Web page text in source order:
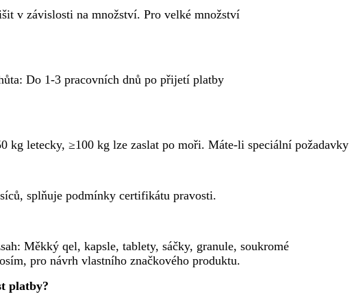
v závislosti na množství. Pro velké množství
Do 1-3 pracovních dnů po přijetí platby
kg letecky, ≥100 kg lze zaslat po moři. Máte-li speciální požadavky
splňuje podmínky certifikátu pravosti.
Měkký qel, kapsle, tablety, sáčky, granule, soukromé
pro návrh vlastního značkového produktu.
platby?